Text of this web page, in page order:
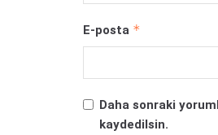
E-posta *
Daha sonraki
kaydedilsin.